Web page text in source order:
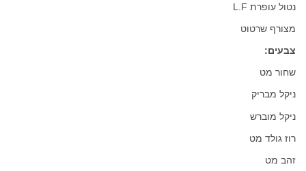
נטול עופרת L.F
מצורף שרטוט
צבעים:
שחור מט
ניקל מבריק
ניקל מוברש
רוז גולד מט
זהב מט